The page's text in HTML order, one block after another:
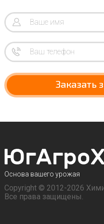
Заказать
Основа вашего урожая
Copyright © 2012-2026
Все права защищены.